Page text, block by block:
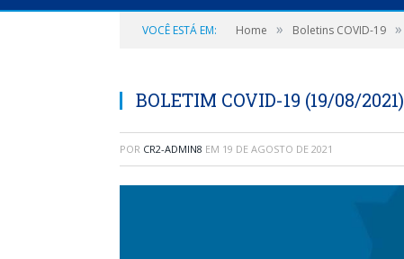
VOCÊ ESTÁ EM: Home » Boletins COVID-19 »
BOLETIM COVID-19 (19/08/2021)
POR CR2-ADMIN8 EM 19 DE AGOSTO DE 2021